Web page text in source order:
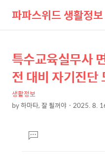
파파스위드 생활정보
상
세
컨
텐
본
제
목
특수교육실무사
전 대비 자기진단
생활정보
by하마타, 잘 될꺼야 2025. 8.
댓
글